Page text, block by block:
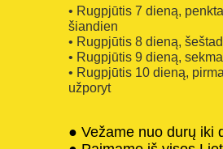
• Rugpjūtis 7 dieną,
šiandien
• Rugpjūtis 8 dieną,
• Rugpjūtis 9 dieną,
• Rugpjūtis 10 dieną,
užporyt
● Vežame nuo durų iki